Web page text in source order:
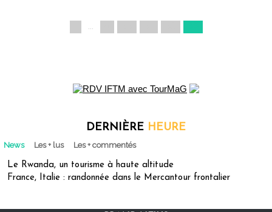
...
DERNIÈRE HEURE
News Les + lus Les + commentés
Le Rwanda, un tourisme à haute altitude
France, Italie : randonnée dans le Mercantour frontalier